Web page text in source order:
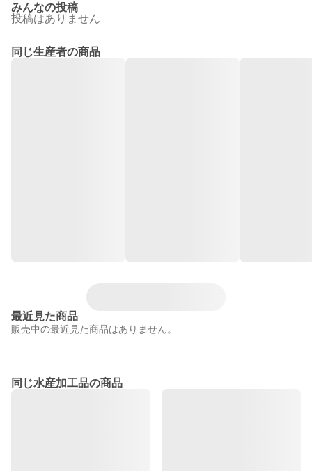
みんなの投稿
投稿はありません
同じ生産者の商品
最近見た商品
販売中の最近見た商品はありません。
同じ水産加工品の商品